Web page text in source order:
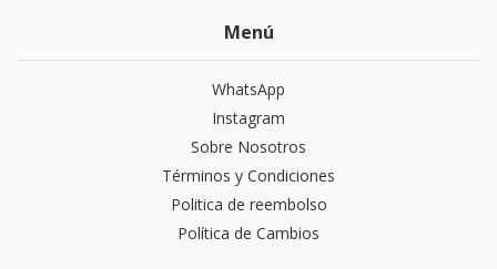
Menú
WhatsApp
Instagram
Sobre Nosotros
Términos y Condiciones
Politica de reembolso
Política de Cambios